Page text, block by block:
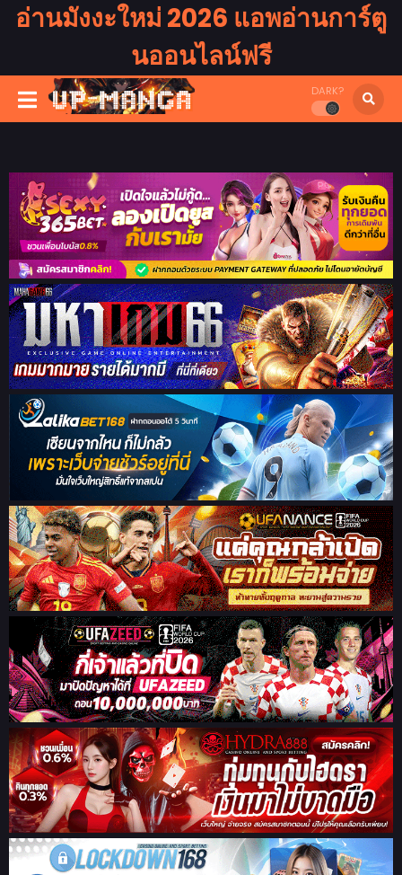
อ่านมังงะใหม่ 2026 แอพอ่านการ์ตู
นออนไลน์ฟรี
DARK?